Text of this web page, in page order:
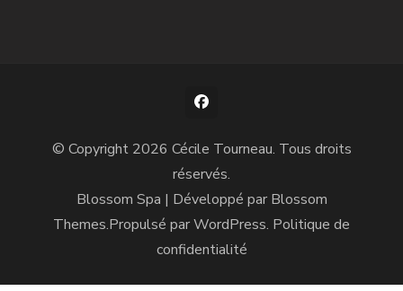
© Copyright 2026 Cécile Tourneau. Tous droits
réservés.
Blossom Spa | Développé par Blossom
Themes.Propulsé parWordPress. Politique de
confidentialité